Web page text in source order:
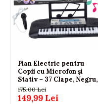
Pian Electric pentru
Copii cu Microfon și
Stativ – 37 Clape, Negru,
3 ani+
175,00 Lei
149,99 Lei